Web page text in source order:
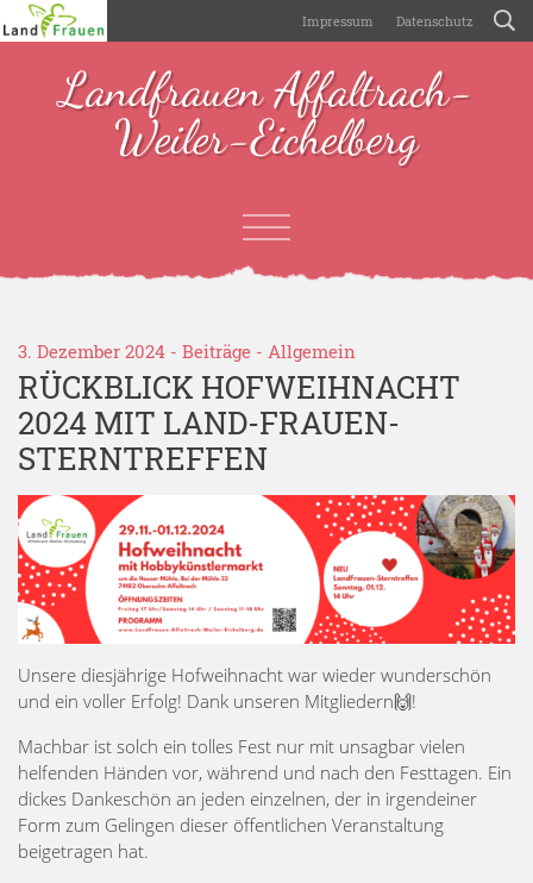
Impressum Datenschutz
Landfrauen Affaltrach-
Weiler-Eichelberg
3. Dezember 2024 - Beiträge - Allgemein
RÜCKBLICK HOFWEIHNACHT
2024 MIT LAND-FRAUEN-
STERNTREFFEN
Unsere diesjährige Hofweihnacht war wieder wunderschön
und ein voller Erfolg! Dank unseren Mitgliedern🙌!
Machbar ist solch ein tolles Fest nur mit unsagbar vielen
helfenden Händen vor, während und nach den Festtagen. Ein
dickes Dankeschön an jeden einzelnen, der in irgendeiner
Form zum Gelingen dieser öffentlichen Veranstaltung
beigetragen hat.